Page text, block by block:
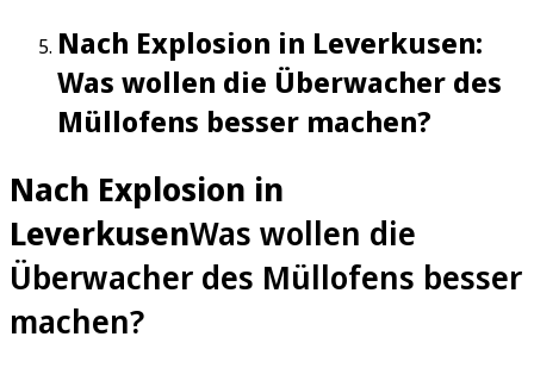
Nach Explosion in Leverkusen:
Was wollen die Überwacher des
Müllofens besser machen?
Nach Explosion in
LeverkusenWas wollen die
Überwacher des Müllofens besser
machen?